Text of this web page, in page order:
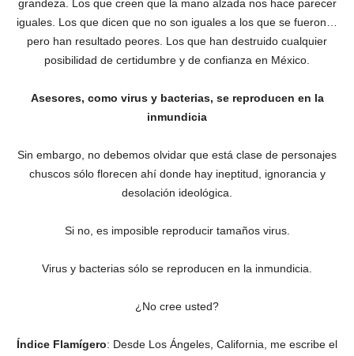
grandeza. Los que creen que la mano alzada nos hace parecer
iguales. Los que dicen que no son iguales a los que se fueron…
pero han resultado peores. Los que han destruido cualquier
posibilidad de certidumbre y de confianza en México.
Asesores, como virus y bacterias, se reproducen en la
inmundicia
Sin embargo, no debemos olvidar que está clase de personajes
chuscos sólo florecen ahí donde hay ineptitud, ignorancia y
desolación ideológica.
Si no, es imposible reproducir tamaños virus.
Virus y bacterias sólo se reproducen en la inmundicia.
¿No cree usted?
Índice Flamígero: Desde Los Ángeles, California, me escribe el